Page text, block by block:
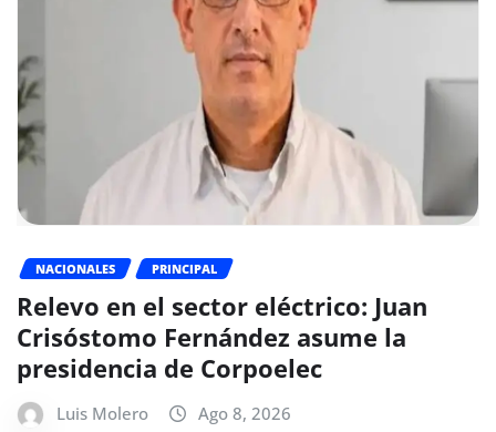
NACIONALES PRINCIPAL
Relevo en el sector eléctrico: Juan
Crisóstomo Fernández asume la
presidencia de Corpoelec
Luis Molero Ago 8, 2026